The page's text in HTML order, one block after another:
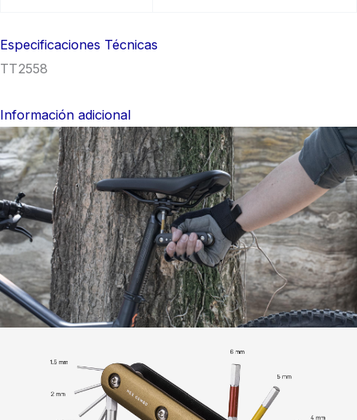
Especificaciones Técnicas
TT2558
Información adicional